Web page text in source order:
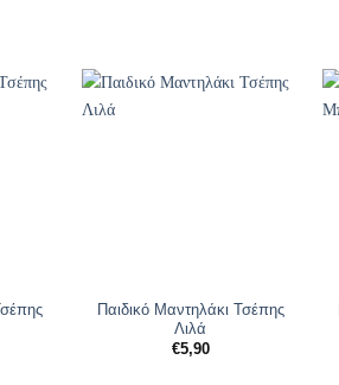
Παιδικό Μαντηλάκι Τσέπης
Λιλά
€5,90